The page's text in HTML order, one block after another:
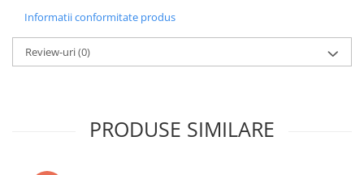
Informatii conformitate produs
Review-uri(0)
PRODUSE SIMILARE